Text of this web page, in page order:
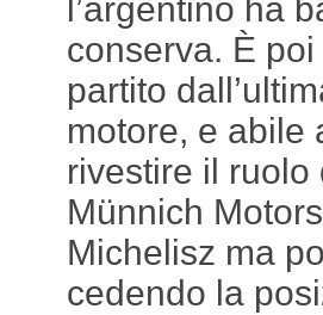
l’argentino ha
conserva. È
partito
motore, e abile
rivestire il
Münnich
Michelisz ma
cedendo la